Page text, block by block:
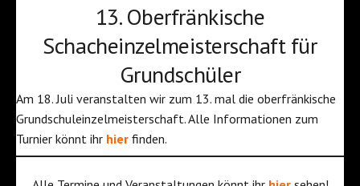
13. Oberfränkische
Schacheinzelmeisterschaft für
Grundschüler
Am 18. Juli veranstalten wir zum 13. mal die oberfränkische
Grundschuleinzelmeisterschaft. Alle Informationen zum
Turnier könnt ihr hier finden.